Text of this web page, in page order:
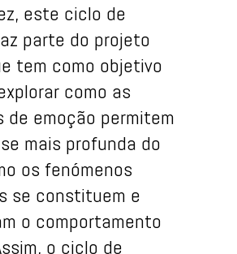
este ciclo de
parte do projeto
tem como objetivo
como as
de emoção permitem
mais profunda do
os fenómenos
se constituem e
o comportamento
o ciclo de